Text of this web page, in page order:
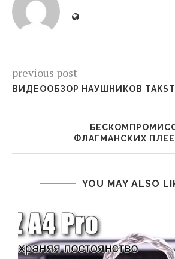
previous post
ВИДЕООБЗОР НАУШНИКОВ
ФЛАГМАНСКИХ
YOU MAY ALSO